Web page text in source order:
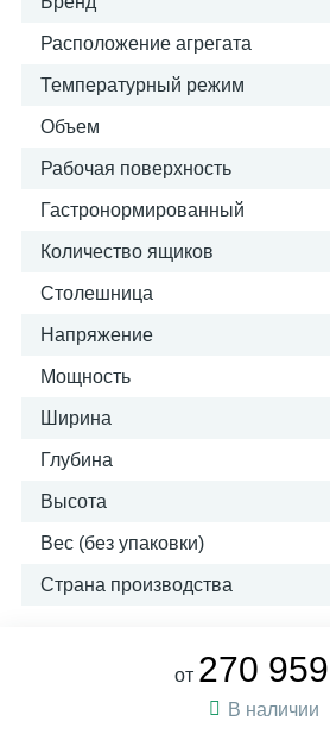
Расположение агрегата
Температурный режим
Объем
Рабочая поверхность
Гастронормированный
Количество ящиков
Столешница
Напряжение
Мощность
Ширина
Глубина
Высота
Вес (без упаковки)
Страна производства
от 270
В наличии